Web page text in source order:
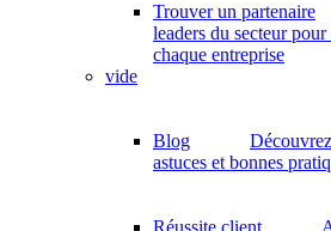
Trouver un partenaire
leaders du secteur
chaque entreprise
vide
Blog
astuces et bonnes
Réussite client